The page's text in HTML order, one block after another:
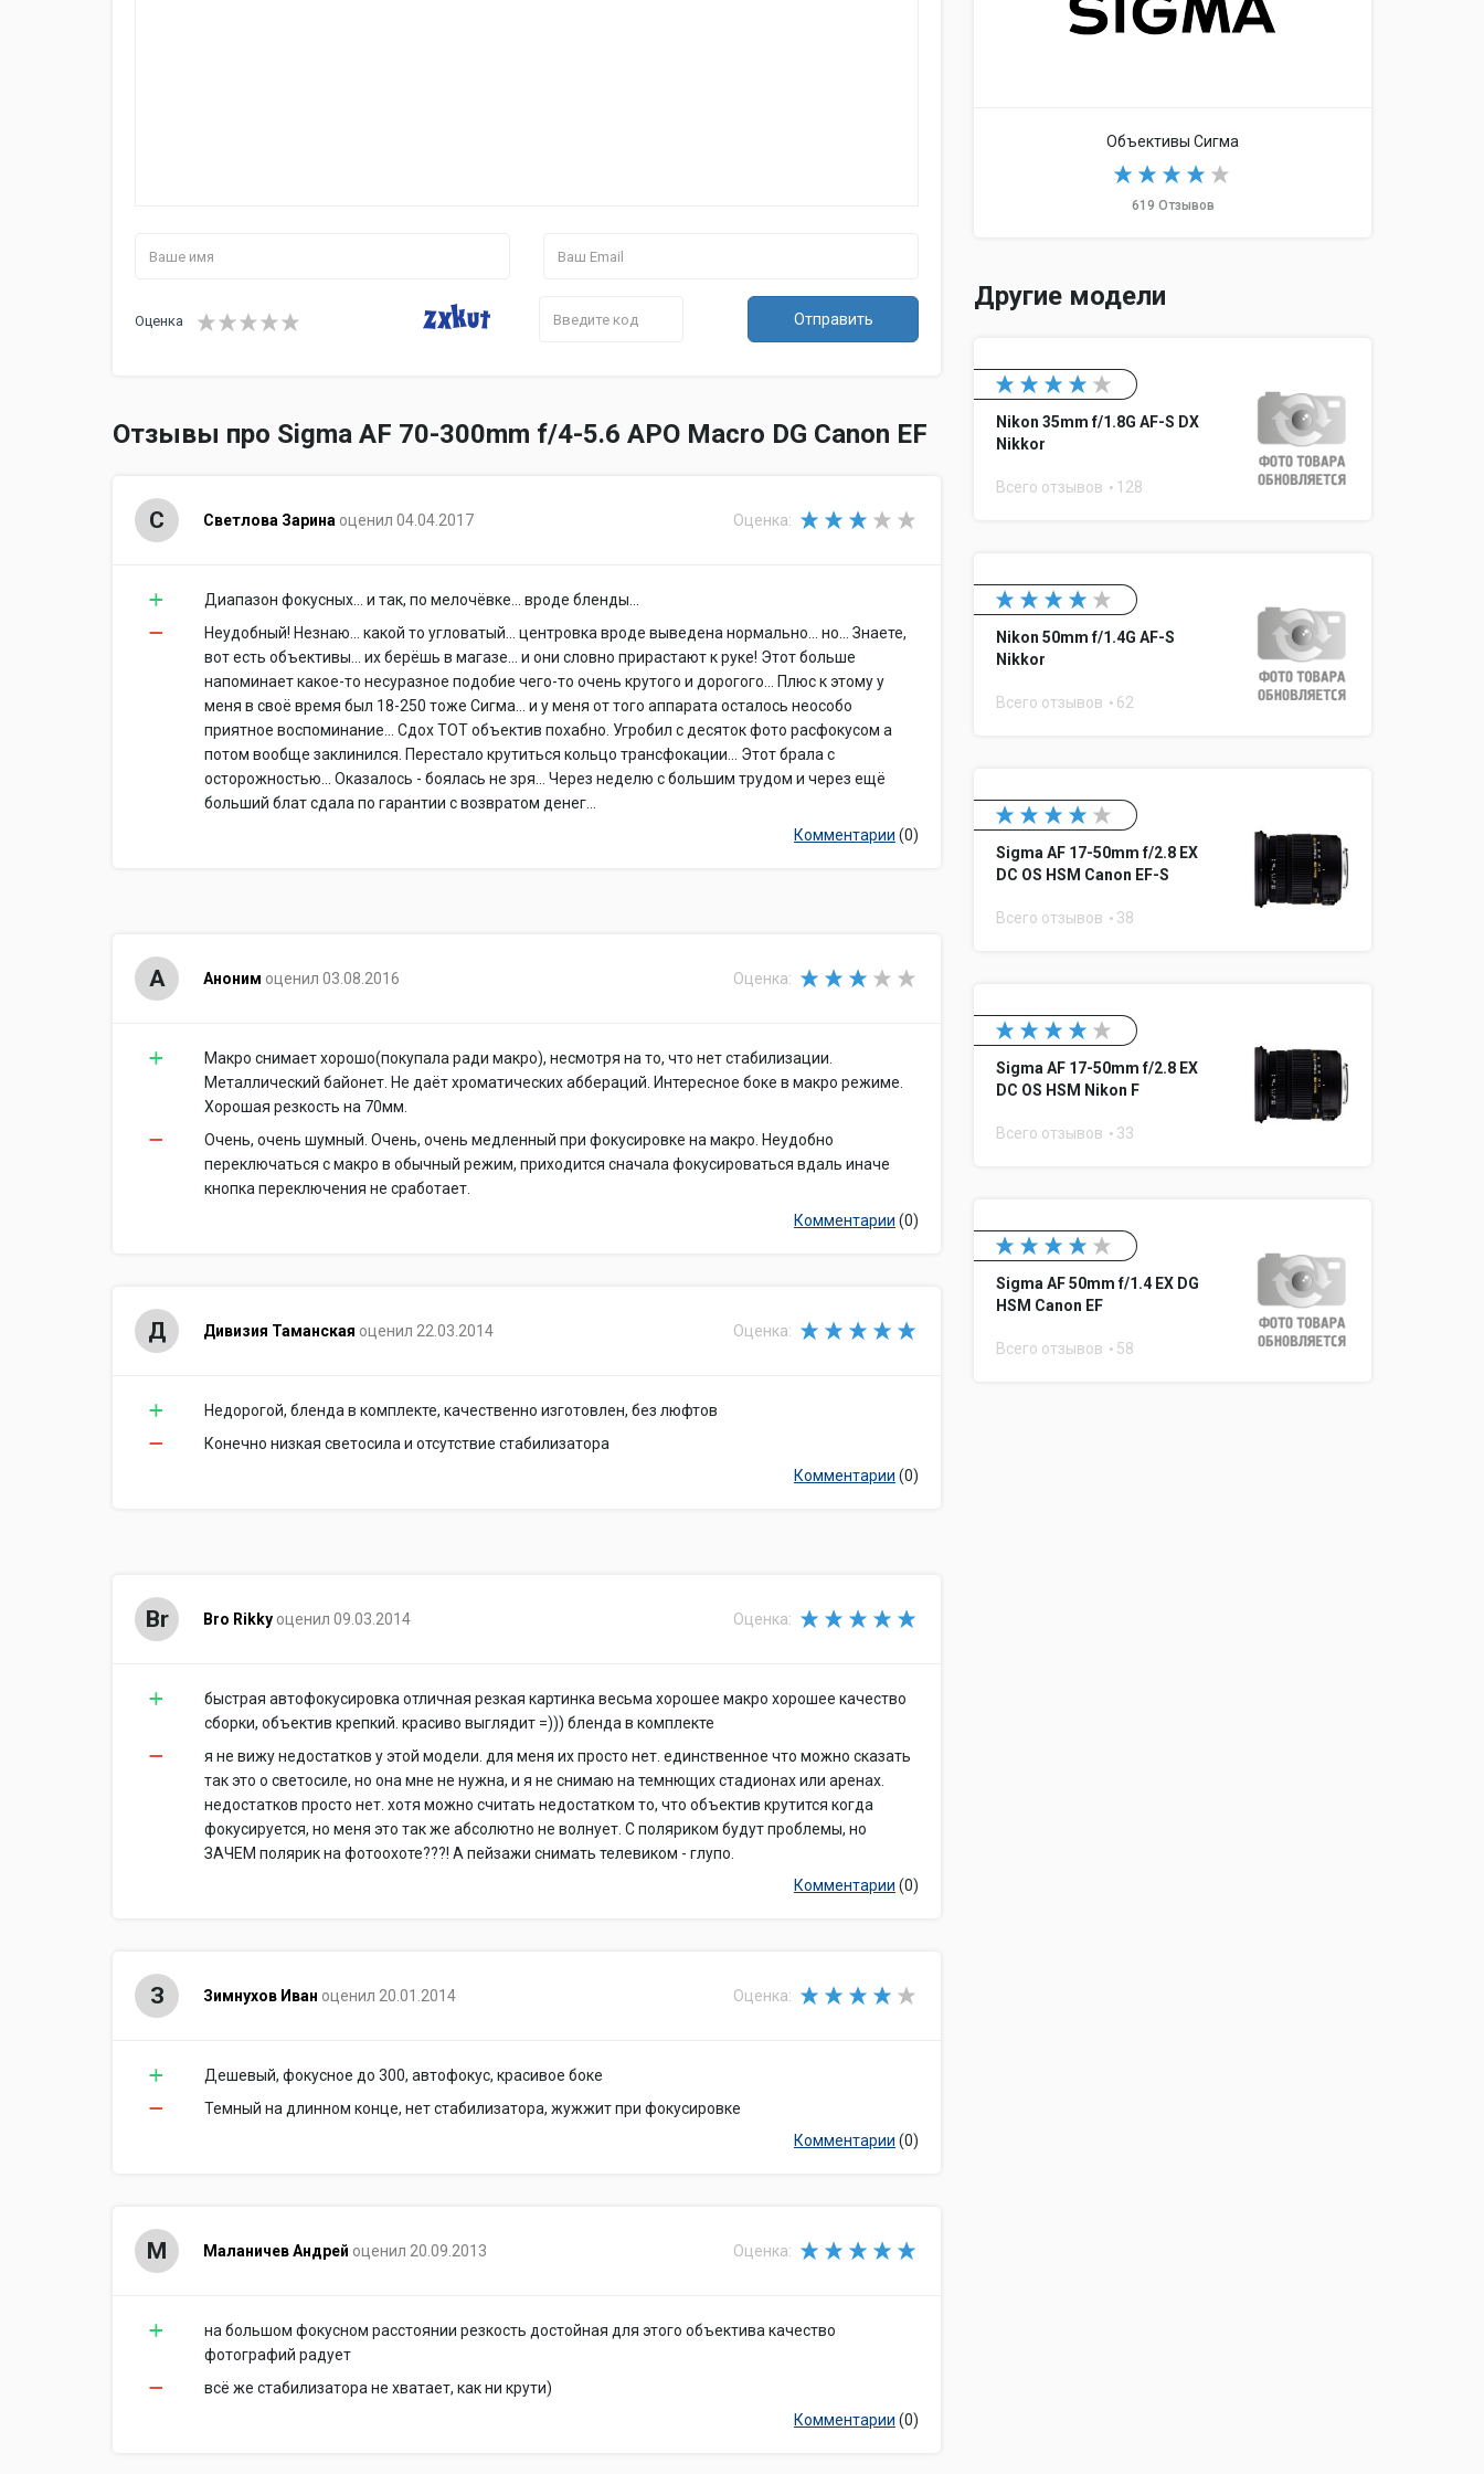
Оценка Отправить
Отзывы про Sigma AF 70-300mm f/4-5.6 APO Macro DG Canon EF
С Светлова Зарина оценил 04.04.2017 Оценка:
Диапазон фокусных... и так, по мелочёвке... вроде бленды...
Неудобный! Незнаю... какой то угловатый... центровка вроде выведена нормально... но... Знаете,
вот есть объективы... их берёшь в магазе... и они словно прирастают к руке! Этот больше
напоминает какое-то несуразное подобие чего-то очень крутого и дорогого... Плюс к этому у
меня в своё время был 18-250 тоже Сигма... и у меня от того аппарата осталось неособо
приятное воспоминание... Сдох ТОТ объектив похабно. Угробил с десяток фото расфокусом а
потом вообще заклинился. Перестало крутиться кольцо трансфокации... Этот брала с
осторожностью... Оказалось - боялась не зря... Через неделю с большим трудом и через ещё
больший блат сдала по гарантии с возвратом денег...
Комментарии (0)
А Аноним оценил 03.08.2016 Оценка:
Макро снимает хорошо(покупала ради макро), несмотря на то, что нет стабилизации.
Металлический байонет. Не даёт хроматических аббераций. Интересное боке в макро режиме.
Хорошая резкость на 70мм.
Очень, очень шумный. Очень, очень медленный при фокусировке на макро. Неудобно
переключаться с макро в обычный режим, приходится сначала фокусироваться вдаль иначе
кнопка переключения не сработает.
Комментарии (0)
Д Дивизия Таманская оценил 22.03.2014 Оценка:
Недорогой, бленда в комплекте, качественно изготовлен, без люфтов
Конечно низкая светосила и отсутствие стабилизатора
Комментарии (0)
Br Bro Rikky оценил 09.03.2014 Оценка:
быстрая автофокусировка отличная резкая картинка весьма хорошее макро хорошее качество
сборки, объектив крепкий. красиво выглядит =))) бленда в комплекте
я не вижу недостатков у этой модели. для меня их просто нет. единственное что можно сказать
так это о светосиле, но она мне не нужна, и я не снимаю на темнющих стадионах или аренах.
недостатков просто нет. хотя можно считать недостатком то, что объектив крутится когда
фокусируется, но меня это так же абсолютно не волнует. С поляриком будут проблемы, но
ЗАЧЕМ полярик на фотоохоте???! А пейзажи снимать телевиком - глупо.
Комментарии (0)
З Зимнухов Иван оценил 20.01.2014 Оценка:
Дешевый, фокусное до 300, автофокус, красивое боке
Темный на длинном конце, нет стабилизатора, жужжит при фокусировке
Комментарии (0)
М Маланичев Андрей оценил 20.09.2013 Оценка:
на большом фокусном расстоянии резкость достойная для этого объектива качество
фотографий радует
всё же стабилизатора не хватает, как ни крути)
Комментарии (0)
Объективы Сигма
619 Отзывов
Другие модели
Nikon 35mm f/1.8G AF-S DX
Nikkor
Всего отзывов 128
Nikon 50mm f/1.4G AF-S
Nikkor
Всего отзывов 62
Sigma AF 17-50mm f/2.8 EX
DC OS HSM Canon EF-S
Всего отзывов 38
Sigma AF 17-50mm f/2.8 EX
DC OS HSM Nikon F
Всего отзывов 33
Sigma AF 50mm f/1.4 EX DG
HSM Canon EF
Всего отзывов 58